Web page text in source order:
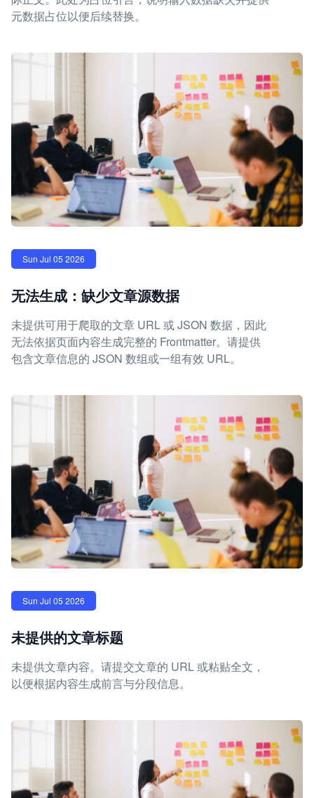
元数据占位以便后续替换。
Sun Jul 05 2026
无法生成：缺少文章源数据
未提供可用于爬取的文章 URL 或 JSON 数据，因此
无法依据页面内容生成完整的 Frontmatter。请提供
包含文章信息的 JSON 数组或一组有效 URL。
Sun Jul 05 2026
未提供的文章标题
未提供文章内容。请提交文章的 URL 或粘贴全文，
以便根据内容生成前言与分段信息。